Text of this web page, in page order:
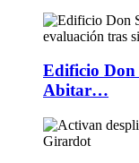
Edificio Don
Abitar…